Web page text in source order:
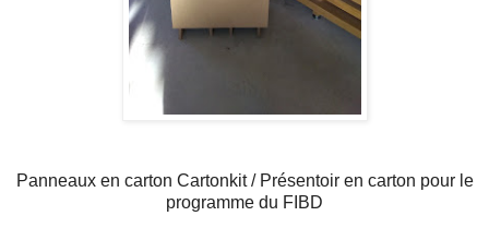
Panneaux en carton Cartonkit / Présentoir en carton pour le
programme du FIBD